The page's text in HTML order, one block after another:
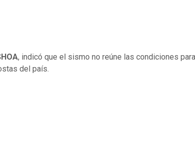
, indicó que el sismo no reúne las condiciones
del país.